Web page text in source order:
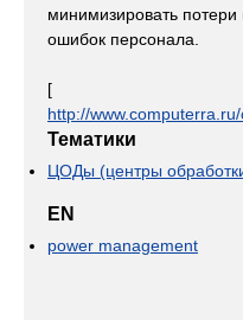
минимизировать
ошибок персонала.
[
http://
Тематики
ЦОДы (центры
EN
power management